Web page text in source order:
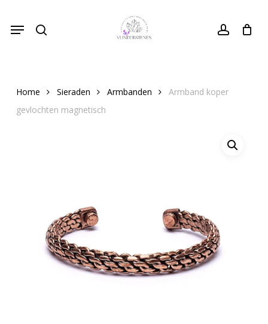
main
account
Menu Close
Cart
Home Sieraden Armbanden
Armband koper
gevlochten magnetisch